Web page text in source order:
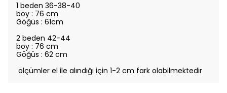
1 beden 36-38-40
boy : 76 cm
Göğüs : 61cm
2 beden 42-44
boy : 76 cm
Göğüs : 62 cm
ölçümler el ile alındığı için 1-2 cm fark olabilmektedir